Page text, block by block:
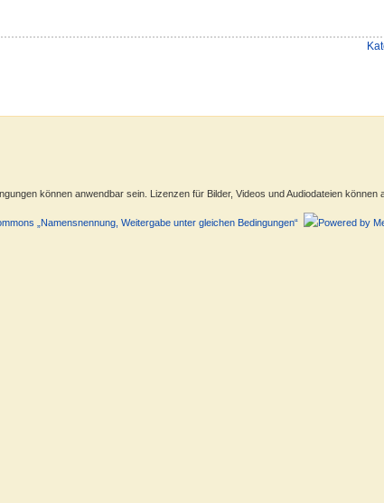
können anwendbar sein. Lizenzen für Bilder, Videos und Audiodateien können